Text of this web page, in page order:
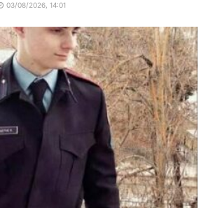
03/08/2026, 14:01